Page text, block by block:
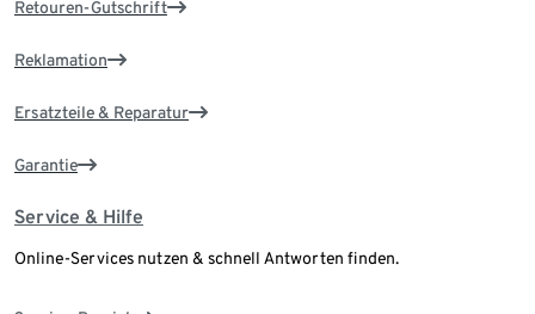
Retouren-Gutschrift
Reklamation
Ersatzteile & Reparatur
Garantie
Service & Hilfe
Online-Services nutzen & schnell Antworten finden.